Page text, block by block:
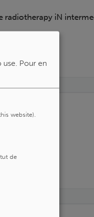
iN
use. Pour en
website).
de